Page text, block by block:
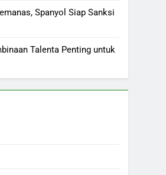
Spanyol Siap Sanksi
Talenta Penting untuk